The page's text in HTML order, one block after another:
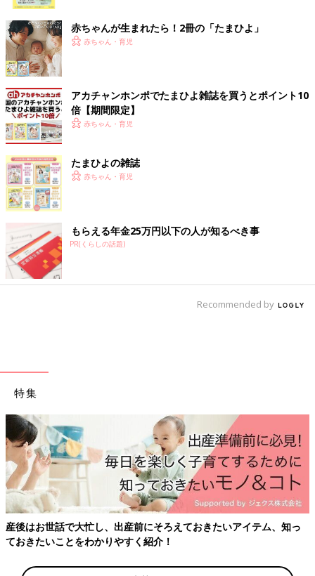
にて公開中。
■ブログhibi家です。ヒビユウの育児絵日記
■書籍
『hibi家のムスコとムスメ』
『hibi家のムスコとムスメ 妹よ、兄ちゃんについてこい編』
売中。
前の話
[ヒビユウの育児絵日
記 #16] ムスメ、ハト
に囲まれる。
赤ちゃんが生まれたら！2冊の「たまひよ」
赤ちゃん・育児
アカチャンホンポでたまひよ雑誌を買うとポイント10
倍【期間限定】
赤ちゃん・育児
たまひよの雑誌
赤ちゃん・育児
もらえる年金25万円以下の人が知るべき事
PR(くらしの話題)
Recommended by
特集
産後はお世話で大忙し、出産前にそろえておきたいアイテム、知っ
ておきたいことをわかりやすく紹介！